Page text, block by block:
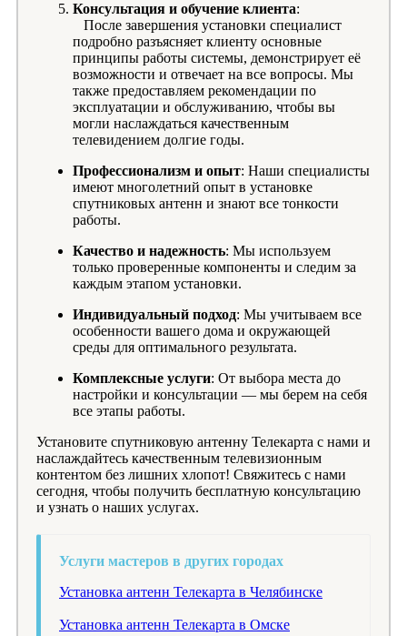
Консультация и обучение клиента:
После завершения установки специалист
подробно разъясняет клиенту основные
принципы работы системы, демонстрирует её
возможности и отвечает на все вопросы. Мы
также предоставляем рекомендации по
эксплуатации и обслуживанию, чтобы вы
могли наслаждаться качественным
телевидением долгие годы.
Профессионализм и опыт: Наши специалисты
имеют многолетний опыт в установке
спутниковых антенн и знают все тонкости
работы.
Качество и надежность: Мы используем
только проверенные компоненты и следим за
каждым этапом установки.
Индивидуальный подход: Мы учитываем все
особенности вашего дома и окружающей
среды для оптимального результата.
Комплексные услуги: От выбора места до
настройки и консультации — мы берем на себя
все этапы работы.
Установите спутниковую антенну Телекарта с нами и
наслаждайтесь качественным телевизионным
контентом без лишних хлопот! Свяжитесь с нами
сегодня, чтобы получить бесплатную консультацию
и узнать о наших услугах.
Услуги мастеров в других городах
Установка антенн Телекарта в Челябинске
Установка антенн Телекарта в Омске